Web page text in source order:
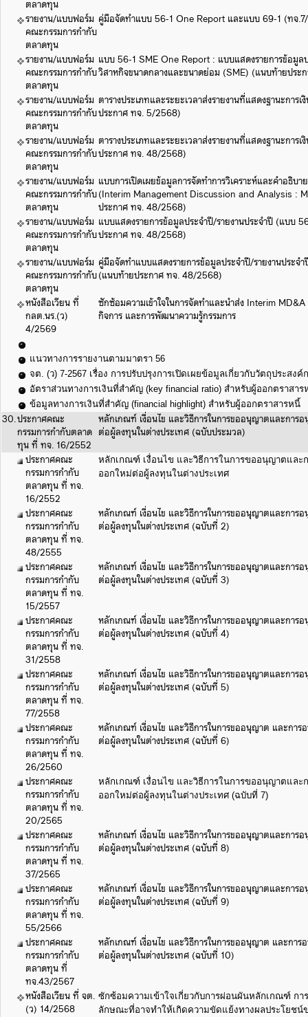
ตลาดทุน
รายงาน/แบบฟอร์ม
คณะกรรมการกำกับ
ตลาดทุน
คู่มือจัดทำแบบ 56-1 One Report และแบบ 69-1 (ทจ
รายงาน/แบบฟอร์ม
คณะกรรมการกำกับ
ตลาดทุน
แบบ 56-1 SME One Report : แบบแสดงรายการข้อมูล
วิสาหกิจขนาดกลางและขนาดย่อม (SME) (แนบท้ายปร
รายงาน/แบบฟอร์ม
คณะกรรมการกำกับ
ตลาดทุน
ตารางประเภทและระยะเวลาส่งรายงานที่แสดงฐานะการ
ประกาศ ทจ. 5/2568)
รายงาน/แบบฟอร์ม
คณะกรรมการกำกับ
ตลาดทุน
ตารางประเภทและระยะเวลาส่งรายงานที่แสดงฐานะการ
ประกาศ ทจ. 48/2568)
รายงาน/แบบฟอร์ม
คณะกรรมการกำกับ
ตลาดทุน
แบบการเปิดเผยข้อมูลการจัดทำการวิเคราะห์และคำอธิบา
(Interim Management Discussion and Analysis :
ประกาศ ทจ. 48/2568)
รายงาน/แบบฟอร์ม
คณะกรรมการกำกับ
ตลาดทุน
แบบแสดงรายการข้อมูลประจำปี/รายงานประจำปี (แบบ
ประกาศ ทจ. 48/2568)
รายงาน/แบบฟอร์ม
คณะกรรมการกำกับ
ตลาดทุน
คู่มือจัดทำแบบแสดงรายการข้อมูลประจำปี/รายงานประ
(แนบท้ายประกาศ ทจ. 48/2568)
หนังสือเวียน ที่
กลต.นร.(ว)
4/2569
ซักซ้อมความเข้าใจในการจัดทำและนำส่ง Interim
กิจการ และการพัฒนาความรู้กรรมการ
แนวทางการรายงานตามมาตรา 56
จต. (ว) 7-2567 เรื่อง การปรับปรุงการเปิดเผยข้อมูลเกี่ยวกับวัตถุประส
อัตราส่วนทางการเงินที่สำคัญ (key financial ratio) สำหรับผู้ออกตราสาร
ข้อมูลทางการเงินที่สำคัญ (financial highlight) สำหรับผู้ออกตราสารหนี้
30.ประกาศคณะ
กรรมการกำกับตลาด
ทุน ที่ ทจ. 16/2552
หลักเกณฑ์ เงื่อนไข และวิธีการในการขออนุญาตและการ
ต่อผู้ลงทุนในต่างประเทศ (ฉบับประมวล)
ประกาศคณะ
กรรมการกำกับ
ตลาดทุน ที่ ทจ.
16/2552
หลักเกณฑ์ เงื่อนไข และวิธีการในการขออนุญาตแล
ออกใหม่ต่อผู้ลงทุนในต่างประเทศ
ประกาศคณะ
กรรมการกำกับ
ตลาดทุน ที่ ทจ.
48/2555
หลักเกณฑ์ เงื่อนไข และวิธีการในการขออนุญาตและการ
ต่อผู้ลงทุนในต่างประเทศ (ฉบับที่ 2)
ประกาศคณะ
กรรมการกำกับ
ตลาดทุน ที่ ทจ.
15/2557
หลักเกณฑ์ เงื่อนไข และวิธีการในการขออนุญาตและการ
ต่อผู้ลงทุนในต่างประเทศ (ฉบับที่ 3)
ประกาศคณะ
กรรมการกำกับ
ตลาดทุน ที่ ทจ.
31/2558
หลักเกณฑ์ เงื่อนไข และวิธีการในการขออนุญาตและการ
ต่อผู้ลงทุนในต่างประเทศ (ฉบับที่ 4)
ประกาศคณะ
กรรมการกำกับ
ตลาดทุน ที่ ทจ.
77/2558
หลักเกณฑ์ เงื่อนไข และวิธีการในการขออนุญาตและการ
ต่อผู้ลงทุนในต่างประเทศ (ฉบับที่ 5)
ประกาศคณะ
กรรมการกำกับ
ตลาดทุน ที่ ทจ.
26/2560
หลักเกณฑ์ เงื่อนไข และวิธีการในการขออนุญาต และกา
ต่อผู้ลงทุนในต่างประเทศ (ฉบับที่ 6)
ประกาศคณะ
กรรมการกำกับ
ตลาดทุน ที่ ทจ.
20/2565
หลักเกณฑ์ เงื่อนไข และวิธีการในการขออนุญาตแล
ออกใหม่ต่อผู้ลงทุนในต่างประเทศ (ฉบับที่ 7)
ประกาศคณะ
กรรมการกำกับ
ตลาดทุน ที่ ทจ.
37/2565
หลักเกณฑ์ เงื่อนไข และวิธีการในการขออนุญาตและการ
ต่อผู้ลงทุนในต่างประเทศ (ฉบับที่ 8)
ประกาศคณะ
กรรมการกำกับ
ตลาดทุน ที่ ทจ.
55/2566
หลักเกณฑ์ เงื่อนไข และวิธีการในการขออนุญาตและการ
ต่อผู้ลงทุนในต่างประเทศ (ฉบับที่ 9)
ประกาศคณะ
กรรมการกำกับ
ตลาดทุน ที่
ทจ.43/2567
หลักเกณฑ์ เงื่อนไข และวิธีการในการขออนุญาต และกา
ต่อผู้ลงทุนในต่างประเทศ (ฉบับที่ 10)
หนังสือเวียน ที่ จต.
(ว) 14/2568
ซักซ้อมความเข้าใจเกี่ยวกับการผ่อนผันหลักเกณฑ์ ก
ลักษณะที่อาจทำให้เกิดความขัดแย้งทางผลประโยช